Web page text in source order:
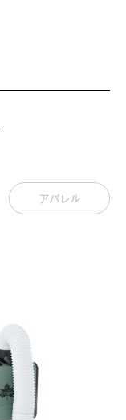
アパレル